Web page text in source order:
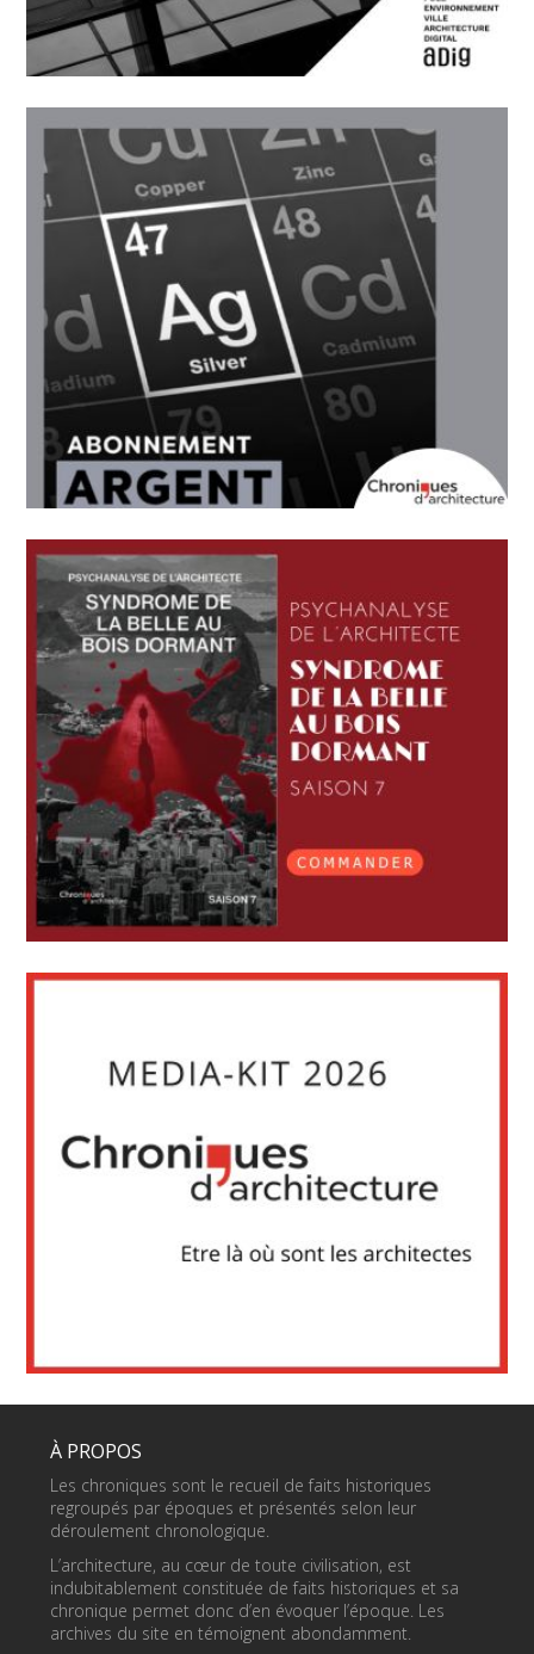
À PROPOS
Les chroniques sont le recueil de faits historiques
regroupés par époques et présentés selon leur
déroulement chronologique.
L’architecture, au cœur de toute civilisation, est
indubitablement constituée de faits historiques et sa
chronique permet donc d’en évoquer l’époque. Les
archives du site en témoignent abondamment.